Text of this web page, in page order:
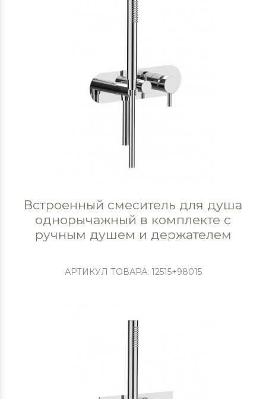
Встроенный смеситель для душа
однорычажный в комплекте с
ручным душем и держателем
АРТИКУЛ ТОВАРА: 12515+98015